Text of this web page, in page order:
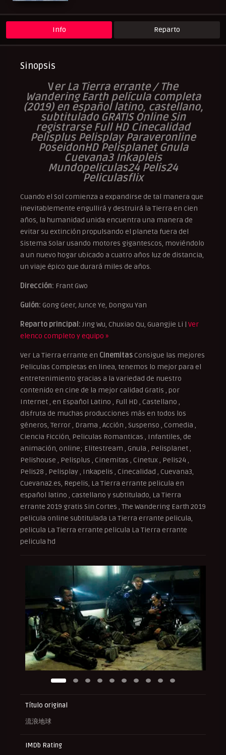
Info Reparto
Sinopsis
Ver La Tierra errante / The
Wandering Earth película completa
(2019) en español latino, castellano,
subtitulado GRATIS Online Sin
registrarse Full HD Cinecalidad
Pelisplus Pelisplay Paraveronline
PoseidonHD Pelisplanet Gnula
Cuevana3 Inkapleis
Mundopeliculas24 Pelis24
Peliculasflix
Cuando el Sol comienza a expandirse de tal manera que
inevitablemente engullirá y destruirá la Tierra en cien
años, la humanidad unida encuentra una manera de
evitar su extinción propulsando el planeta fuera del
Sistema Solar usando motores gigantescos, moviéndolo
a un nuevo hogar ubicado a cuatro años luz de distancia,
un viaje épico que durará miles de años.
Dirección: Frant Gwo
Guión: Gong Geer, Junce Ye, Dongxu Yan
Reparto principal: Jing Wu, Chuxiao Qu, Guangjie Li | Ver
elenco completo y equipo »
Ver La Tierra errante en Cinemitas Consigue las mejores
Peliculas Completas en linea, tenemos lo mejor para el
entretenimiento gracias a la variedad de nuestro
contenido en cine de la mejor calidad Gratis , por
Internet , en Español Latino , Full HD , Castellano ,
disfruta de muchas producciones más en todos los
géneros, Terror , Drama , Acción , Suspenso , Comedia ,
Ciencia Ficción, Peliculas Romanticas , Infantiles, de
animación, online; Elitestream , Gnula , Pelisplanet ,
Pelishouse , Pelisplus , Cinemitas , Cinetux , Pelis24 ,
Pelis28 , Pelisplay , Inkapelis , Cinecalidad , Cuevana3,
Cuevana2.es, Repelis, La Tierra errante pelicula en
español latino , castellano y subtitulado, La Tierra
errante 2019 gratis Sin Cortes , The Wandering Earth 2019
pelicula online subtitulada La Tierra errante pelicula,
pelicula La Tierra errante pelicula La Tierra errante
pelicula hd
Título original
流浪地球
IMDb Rating